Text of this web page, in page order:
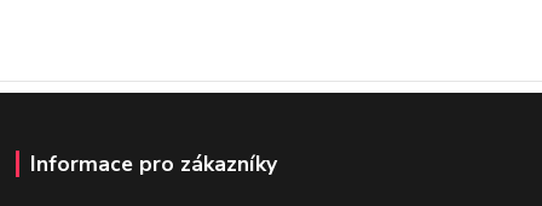
Informace pro zákazníky